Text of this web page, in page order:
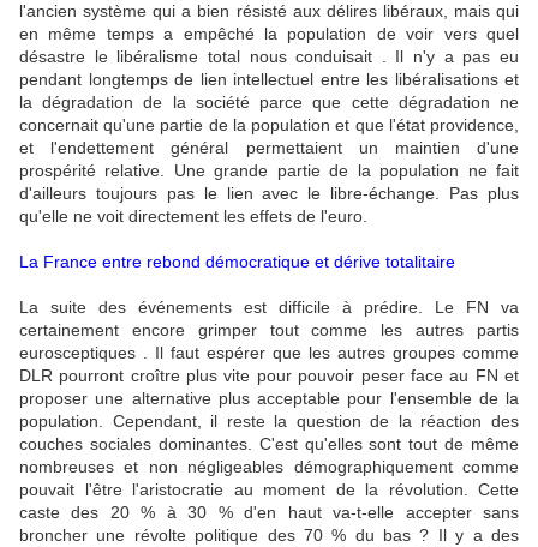
l'ancien système qui a bien résisté aux délires libéraux, mais qui
en même temps a empêché la population de voir vers quel
désastre le libéralisme total nous conduisait . Il n'y a pas eu
pendant longtemps de lien intellectuel entre les libéralisations et
la dégradation de la société parce que cette dégradation ne
concernait qu'une partie de la population et que l'état providence,
et l'endettement général permettaient un maintien d'une
prospérité relative. Une grande partie de la population ne fait
d'ailleurs toujours pas le lien avec le libre-échange. Pas plus
qu'elle ne voit directement les effets de l'euro.
La France entre rebond démocratique et dérive totalitaire
La suite des événements est difficile à prédire. Le FN va
certainement encore grimper tout comme les autres partis
eurosceptiques . Il faut espérer que les autres groupes comme
DLR pourront croître plus vite pour pouvoir peser face au FN et
proposer une alternative plus acceptable pour l'ensemble de la
population. Cependant, il reste la question de la réaction des
couches sociales dominantes. C'est qu'elles sont tout de même
nombreuses et non négligeables démographiquement comme
pouvait l'être l'aristocratie au moment de la révolution. Cette
caste des 20 % à 30 % d'en haut va-t-elle accepter sans
broncher une révolte politique des 70 % du bas ? Il y a des